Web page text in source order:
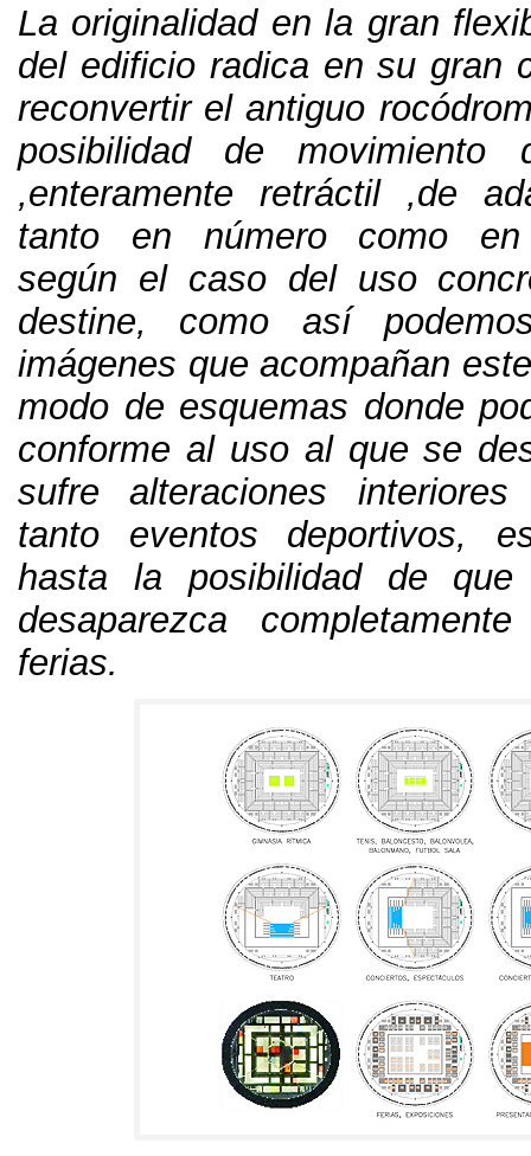
La originalidad en la gran
del edificio radica en su gran
reconvertir el antiguo
posibilidad de
,enteramente retráctil,de
tanto en número como en
según el caso del uso
destine, como así
imágenes que acompañan
modo de esquemas donde
conforme al uso al que se
sufre alteraciones
tanto eventos deportivos,
hasta la posibilidad de que
desaparezca
ferias.